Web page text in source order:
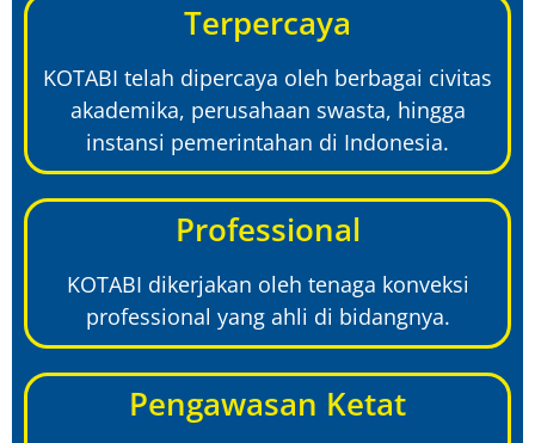
Terpercaya
KOTABI telah dipercaya oleh berbagai civitas
akademika, perusahaan swasta, hingga
instansi pemerintahan di Indonesia.
Professional
KOTABI dikerjakan oleh tenaga konveksi
professional yang ahli di bidangnya.
Pengawasan Ketat